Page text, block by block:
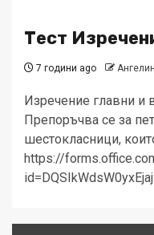
Тест
7 години ago
Изречение главни и
Препоръчва се за
шестокласници,
https://